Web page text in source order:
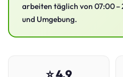
arbeiten täglich von 07:00 –
und Umgebung.
⭐ 4,9